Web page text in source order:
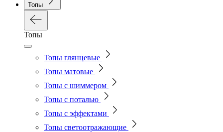
Топы
Топы
Топы глянцевые
Топы матовые
Топы с шиммером
Топы с поталью
Топы с эффектами
Топы светоотражающие